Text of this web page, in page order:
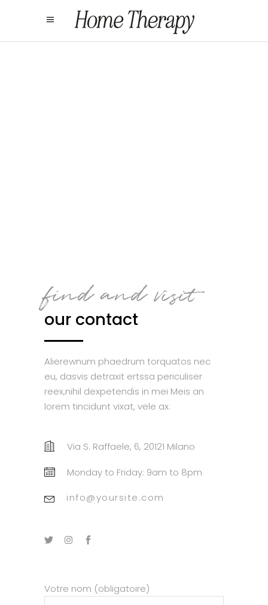
find and visit
our contact
Alierewnum phaedrum torquatos nec
eu, dasvis detraxit ertssa periculiser
reex,nihil dexpetendis in mei Meis an
lorem tincidunt vixat, vele ax.
Via S. Raffaele, 6, 20121 Milano
Monday to Friday: 9am to 8pm
info@yoursite.com
Votre nom (obligatoire)